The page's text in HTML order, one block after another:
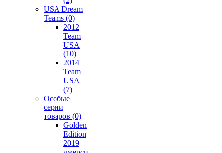
USA Dream
Teams (0)
2012
Team
USA
(10)
2014
Team
USA
(7)
Особые
серии
товаров (0)
Golden
Edition
2019